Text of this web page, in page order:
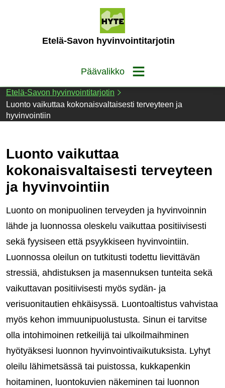
Etelä-Savon hyvinvointitarjotin
Päävalikko
Etelä-Savon hyvinvointitarjotin
Luonto vaikuttaa kokonaisvaltaisesti terveyteen ja
hyvinvointiin
Luonto vaikuttaa
kokonaisvaltaisesti terveyteen
ja hyvinvointiin
Luonto on monipuolinen terveyden ja hyvinvoinnin
lähde ja luonnossa oleskelu vaikuttaa positiivisesti
sekä fyysiseen että psyykkiseen hyvinvointiin.
Luonnossa oleilun on tutkitusti todettu lievittävän
stressiä, ahdistuksen ja masennuksen tunteita sekä
vaikuttavan positiivisesti myös sydän- ja
verisuonitautien ehkäisyssä. Luontoaltistus vahvistaa
myös kehon immuunipuolustusta. Sinun ei tarvitse
olla intohimoinen retkeilijä tai ulkoilmaihminen
hyötyäksesi luonnon hyvinvointivaikutuksista. Lyhyt
oleilu lähimetsässä tai puistossa, kukkapenkin
hoitaminen, luontokuvien näkeminen tai luonnon